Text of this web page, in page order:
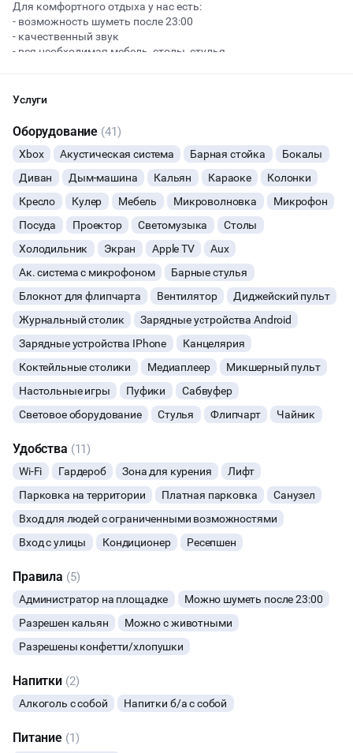
Для комфортного отдыха у нас есть:
- возможность шуметь после 23:00
- качественный звук
- вся необходимая мебель, столы, стулья
на закаты над Яузой
- необычная скатная крыша
- атмосферная регулируемая неоновая подсветка
- возможность двигать мебель специально под ваше
мероприятие
- настольные игры
- wi-fi
- холодильник, микроволновка
- проектор
- караоке с двумя беспроводными микрофонами
- кальяны
- парковка
Мы открыты для Вас 24 часа 7 дней в неделю и самое важное -
БЕЗ заломленных цен!
Услуги
Оборудование (41)
Xbox Акустическая система Барная стойка
Бокалы
Диван
Дым-машина Кальян Караоке
Колонки
Кресло
Кулер Мебель Микроволновка
Микрофон
Посуда
Проектор Светомузыка
Столы
Холодильник
Экран Apple TV
Aux
Ак. система с микрофоном
Барные стулья
Блокнот для флипчарта
Вентилятор
Диджейский пульт
Журнальный столик
Зарядные устройства Android
Зарядные устройства IPhone
Канцелярия
Коктейльные столики
Медиаплеер
Микшерный пульт
Настольные игры
Пуфики
Сабвуфер
Световое оборудование
Стулья Флипчарт Чайник
Удобства (11)
Wi-Fi Гардероб Зона для курения
Лифт
Парковка на территории
Платная парковка
Санузел
Вход для людей с ограниченными возможностями
Вход с улицы
Кондиционер Ресепшен
Правила (5)
Администратор на площадке
Можно шуметь после 23:00
Разрешен кальян
Можно с животными
Разрешены конфетти/хлопушки
Напитки (2)
Алкоголь с собой Напитки б/а с собой
Питание (1)
ДЕНЬ РОЖДЕНИЯ
ДЕВИЧНИК
СВАДЬБЫ
КОРПОРАТИВЫ
ДЕЛОВЫЕ МЕРОПРИЯТИЯ
КВАРТИРНИКИ
ФОТОСЕССИИ
БАНКЕТЫ
ЮБИЛЕЙ
ЙОГА И РАСТЯЖКА
ФИТНЕС
ВЫПУСКНЫЕ
МАЛЬЧИШНИК
ДИСКОТЕКА
СВИДАНИЯ
НОВЫЙ ГОД
МАСТЕР-КЛАСС
ДАННЫЙ ЛОФТ СЕЙЧАС НЕ АКТИВЕН
ОСТАВИТЬ ЗАЯВКУ
Вы можете отменить заявку в любой момент, это бесплатно
или поменять параметры с нашим менеджером после того, как
оставите заявку
🔥 10 человек интересовались этой площадкой сегодня